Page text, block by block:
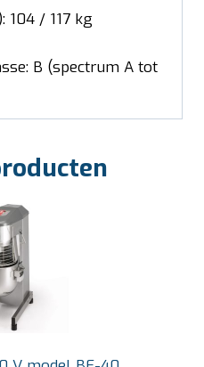
104 / 117 kg
B (spectrum A tot